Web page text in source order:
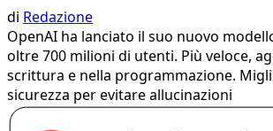
di Redazione
OpenAI ha lanciato il suo nuovo
oltre 700 milioni di utenti. Più veloce,
scrittura e nella programmazione.
sicurezza per evitare allucinazioni